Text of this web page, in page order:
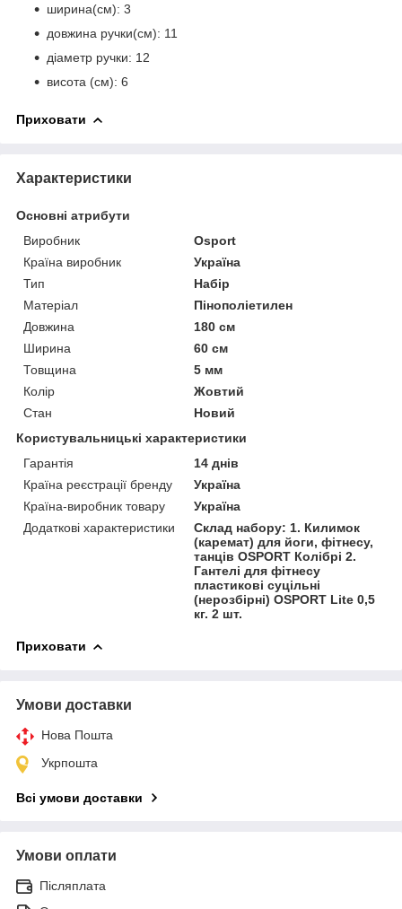
ширина(см): 3
довжина ручки(см): 11
діаметр ручки: 12
висота (см): 6
Приховати
Характеристики
Основні атрибути
Виробник
Osport
Країна виробник
Україна
Тип
Набір
Матеріал
Пінополіетилен
Довжина
180 см
Ширина
60 см
Товщина
5 мм
Колір
Жовтий
Стан
Новий
Користувальницькі характеристики
Гарантія
14 днів
Країна реєстрації бренду
Україна
Країна-виробник товару
Україна
Додаткові характеристики
Склад набору: 1. Килимок
(каремат) для йоги, фітнесу,
танців OSPORT Колібрі 2.
Гантелі для фітнесу
пластикові суцільні
(нерозбірні) OSPORT Lite 0,5
кг. 2 шт.
Приховати
Умови доставки
Нова Пошта
Укрпошта
Всі умови доставки
Умови оплати
Післяплата